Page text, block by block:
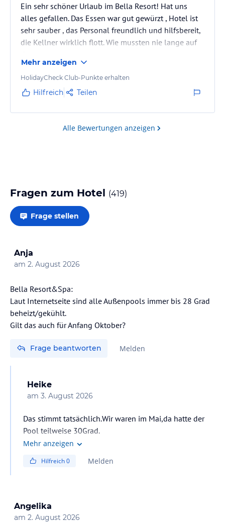
Ein sehr schöner Urlaub im Bella Resort! Hat uns
alles gefallen. Das Essen war gut gewürzt , Hotel ist
sehr sauber , das Personal freundlich und hilfsbereit,
die Kellner wirklich flott. Wie mussten nie lange auf
Der Strand sehr nah , Hotel liegt direkt am Meer , nur
wenige Meter zum laufen. Die Strandbar gefiel uns
auch sehr , bisher die schönste die ich in einem Hotel
der Strand ist schön und ruhig. Ein paar Felsen im…
Mehr anzeigen
HolidayCheck Club-Punkte erhalten
Hilfreich Teilen
Alle Bewertungen anzeigen
Fragen zum Hotel (419)
Frage stellen
Anja
am 2. August 2026
Bella Resort&Spa:
Laut Internetseite sind alle Außenpools immer bis 28 Grad
beheizt/gekühlt.
Gilt das auch für Anfang Oktober?
Frage beantworten Melden
Heike
am 3. August 2026
Das stimmt tatsächlich.Wir waren im Mai,da hatte der
Pool teilweise 30Grad.
Mehr anzeigen
Hilfreich0 Melden
Angelika
am 2. August 2026